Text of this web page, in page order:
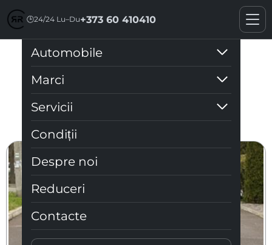
🕒24/24 Lu–Du+373 60 410410
Automobile
Marci
Servicii
Condiții
Despre noi
Reduceri
Contacte